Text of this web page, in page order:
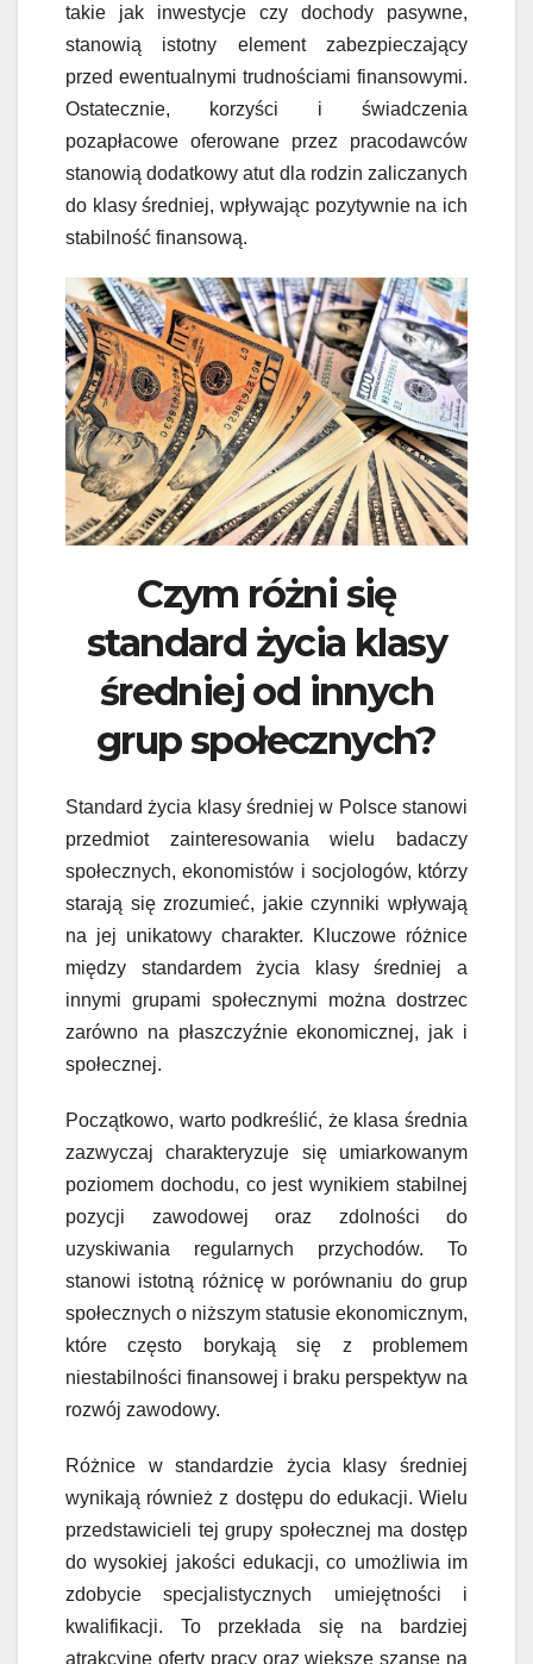
takie jak inwestycje czy dochody pasywne,
stanowią istotny element zabezpieczający
przed ewentualnymi trudnościami finansowymi.
Ostatecznie, korzyści i świadczenia
pozapłacowe oferowane przez pracodawców
stanowią dodatkowy atut dla rodzin zaliczanych
do klasy średniej, wpływając pozytywnie na ich
stabilność finansową.
Czym różni się
standard życia klasy
średniej od innych
grup społecznych?
Standard życia klasy średniej w Polsce stanowi
przedmiot zainteresowania wielu badaczy
społecznych, ekonomistów i socjologów, którzy
starają się zrozumieć, jakie czynniki wpływają
na jej unikatowy charakter. Kluczowe różnice
między standardem życia klasy średniej a
innymi grupami społecznymi można dostrzec
zarówno na płaszczyźnie ekonomicznej, jak i
społecznej.
Początkowo, warto podkreślić, że klasa średnia
zazwyczaj charakteryzuje się umiarkowanym
poziomem dochodu, co jest wynikiem stabilnej
pozycji zawodowej oraz zdolności do
uzyskiwania regularnych przychodów. To
stanowi istotną różnicę w porównaniu do grup
społecznych o niższym statusie ekonomicznym,
które często borykają się z problemem
niestabilności finansowej i braku perspektyw na
rozwój zawodowy.
Różnice w standardzie życia klasy średniej
wynikają również z dostępu do edukacji. Wielu
przedstawicieli tej grupy społecznej ma dostęp
do wysokiej jakości edukacji, co umożliwia im
zdobycie specjalistycznych umiejętności i
kwalifikacji. To przekłada się na bardziej
atrakcyjne oferty pracy oraz większe szanse na